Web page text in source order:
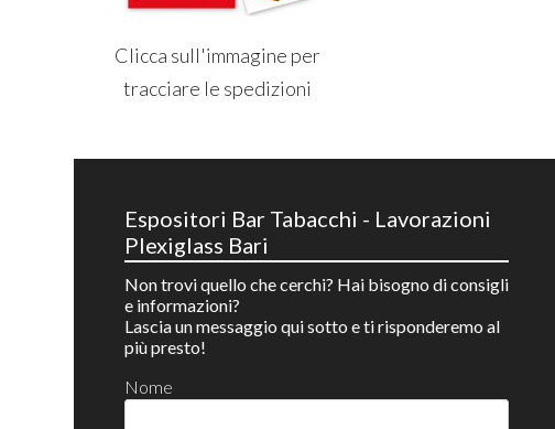
Clicca sull'immagine per
tracciare le spedizioni
Espositori Bar Tabacchi - Lavorazioni
Plexiglass Bari
Non trovi quello che cerchi? Hai bisogno di consigli
e informazioni?
Lascia un messaggio qui sotto e ti risponderemo al
più presto!
Nome